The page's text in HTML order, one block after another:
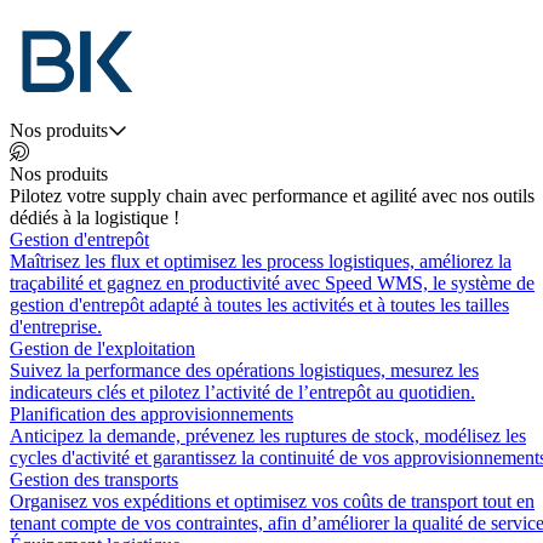
Nos produits
Nos produits
Pilotez votre supply chain avec performance et agilité avec nos outils
dédiés à la logistique !
Gestion d'entrepôt
Maîtrisez les flux et optimisez les process logistiques, améliorez la
traçabilité et gagnez en productivité avec Speed WMS, le système de
gestion d'entrepôt adapté à toutes les activités et à toutes les tailles
d'entreprise.
Gestion de l'exploitation
Suivez la performance des opérations logistiques, mesurez les
indicateurs clés et pilotez l’activité de l’entrepôt au quotidien.
Planification des approvisionnements
Anticipez la demande, prévenez les ruptures de stock, modélisez les
cycles d'activité et garantissez la continuité de vos
Gestion des transports
Organisez vos expéditions et optimisez vos coûts de transport tout en
tenant compte de vos contraintes, afin d’améliorer la qualité de